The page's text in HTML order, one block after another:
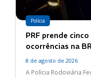
Polícia
PRF prende
ocorrências na
8 de agosto de 2026
A Polícia Rodoviária